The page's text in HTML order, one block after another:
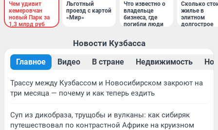
Чем удивит
кемеровчан
новый Парк за
1,3 млрд руб
Льготный
проезд с картой
«Мир»
Что известно о
владельце
бизнеса, где
погибли люди
Сколько
жилье в
элитном
долгострое
Новости Кузбасса
Главное Видео В стране Недвижимость
Трассу между Кузбассом и Новосибирском закроют на
три месяца — почему и как теперь ездить
Суп из дикобраза, трущобы и вулканы: как сибиряк
путешествовал по контрастной Африке на круизном